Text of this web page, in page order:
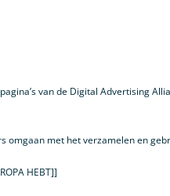
van de Digital Advertising
omgaan met het verzamelen en
HEBT]]